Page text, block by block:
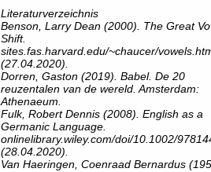
Literaturverzeichnis
Benson, Larry Dean (2000). The Great
Shift.
sites.fas.harvard.edu/~chaucer/
(27.04.2020).
Dorren, Gaston (2019). Babel. De 20
reuzentalen van de wereld. Amsterdam:
Athenaeum.
Fulk, Robert Dennis (2008). English as a
Germanic Language.
onlinelibrary.wiley.com/doi/10.1002/
(28.04.2020).
Van Haeringen, Coenraad Bernardus